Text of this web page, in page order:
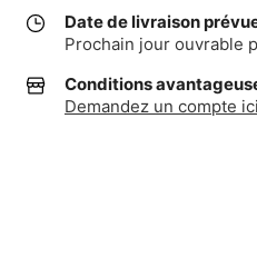
Date de livraison
Prochain jour ouvrable
Conditions
Demandez un compte ici